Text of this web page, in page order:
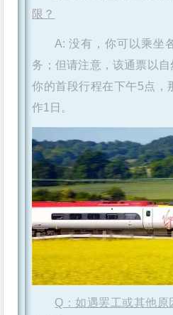
限？
A: 没有，你可以乘坐
务；但请注意，该通票以
你的首段行程在下午5点，
作1日。
Q：如遇罢工或其他